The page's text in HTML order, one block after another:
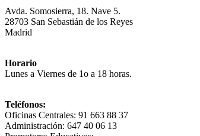
Avda. Somosierra, 18. Nave 5.
28703 San Sebastián de los Reyes
Madrid
Horario
Lunes a Viernes de 1o a 18 horas.
Teléfonos:
Oficinas Centrales: 91 663 88 37
Administración: 647 40 06 13